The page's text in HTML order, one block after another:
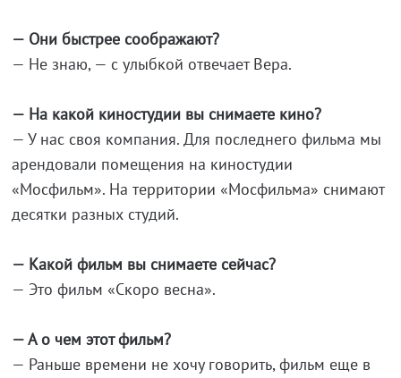
— Они быстрее соображают?
— Не знаю, — с улыбкой отвечает Вера.
— На какой киностудии вы снимаете кино?
— У нас своя компания. Для последнего фильма мы
арендовали помещения на киностудии
«Мосфильм». На территории «Мосфильма» снимают
десятки разных студий.
— Какой фильм вы снимаете сейчас?
— Это фильм «Скоро весна».
— А о чем этот фильм?
— Раньше времени не хочу говорить, фильм еще в